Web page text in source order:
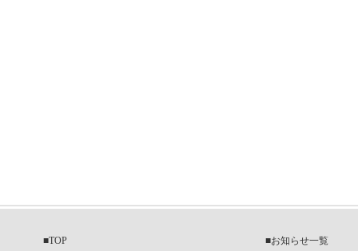
■TOP
■お知らせ一覧